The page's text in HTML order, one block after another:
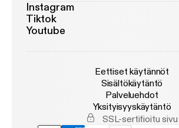
Instagram
Tiktok
Youtube
Eettiset käytännöt
Sisältökäytäntö
Palveluehdot
Yksityisyyskäytäntö
SSL-sertifioitu sivu